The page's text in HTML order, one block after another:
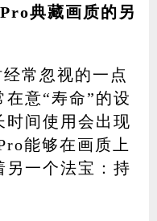
典藏画质的另
常忽视的一点
意“寿命”的设
时间使用会出现
能够在画质上
另一个法宝：持